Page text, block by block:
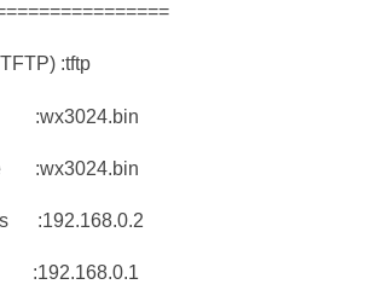
:tftp
:wx3024.bin
:wx3024.bin
:192.168.0.2
:192.168.0.1